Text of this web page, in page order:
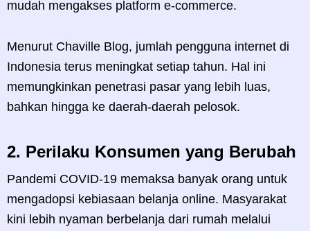
mudah mengakses platform e-commerce.
Menurut Chaville Blog, jumlah pengguna internet di
Indonesia terus meningkat setiap tahun. Hal ini
memungkinkan penetrasi pasar yang lebih luas,
bahkan hingga ke daerah-daerah pelosok.
2. Perilaku Konsumen yang Berubah
Pandemi COVID-19 memaksa banyak orang untuk
mengadopsi kebiasaan belanja online. Masyarakat
kini lebih nyaman berbelanja dari rumah melalui